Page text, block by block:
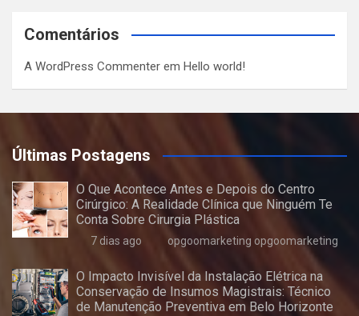
Comentários
A WordPress Commenter em Hello world!
Últimas Postagens
O Que Acontece Antes e Depois do Centro
Cirúrgico: A Realidade Clínica que Ninguém Te
Conta Sobre Cirurgia Plástica
7 dias ago opgoomarketing opgoomarketing
O Impacto Invisível da Instalação Elétrica na
Conservação de Insumos Magistrais: Técnico
de Manutenção Preventiva em Belo Horizonte